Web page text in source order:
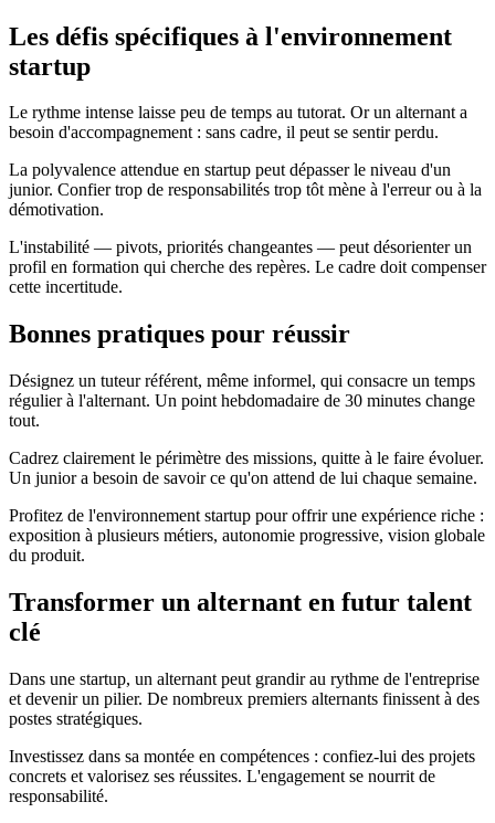
Les défis spécifiques à l'environnement
startup
Le rythme intense laisse peu de temps au tutorat. Or un alternant a
besoin d'accompagnement : sans cadre, il peut se sentir perdu.
La polyvalence attendue en startup peut dépasser le niveau d'un
junior. Confier trop de responsabilités trop tôt mène à l'erreur ou à la
démotivation.
L'instabilité — pivots, priorités changeantes — peut désorienter un
profil en formation qui cherche des repères. Le cadre doit compenser
cette incertitude.
Bonnes pratiques pour réussir
Désignez un tuteur référent, même informel, qui consacre un temps
régulier à l'alternant. Un point hebdomadaire de 30 minutes change
tout.
Cadrez clairement le périmètre des missions, quitte à le faire évoluer.
Un junior a besoin de savoir ce qu'on attend de lui chaque semaine.
Profitez de l'environnement startup pour offrir une expérience riche :
exposition à plusieurs métiers, autonomie progressive, vision globale
du produit.
Transformer un alternant en futur talent
clé
Dans une startup, un alternant peut grandir au rythme de l'entreprise
et devenir un pilier. De nombreux premiers alternants finissent à des
postes stratégiques.
Investissez dans sa montée en compétences : confiez-lui des projets
concrets et valorisez ses réussites. L'engagement se nourrit de
responsabilité.